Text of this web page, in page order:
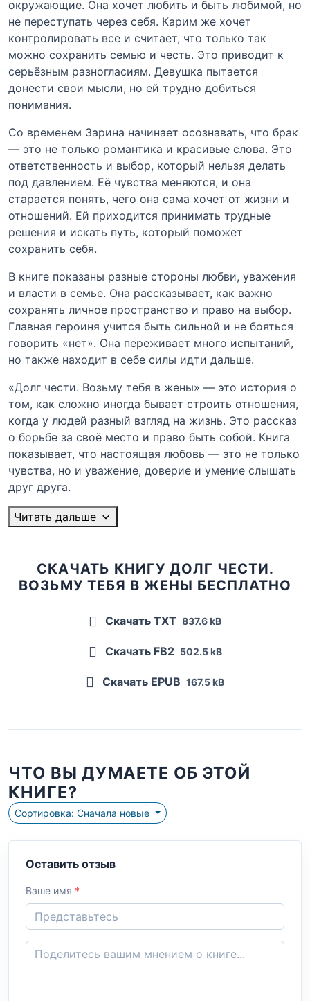
окружающие. Она хочет любить и быть любимой, но
не переступать через себя. Карим же хочет
контролировать все и считает, что только так
можно сохранить семью и честь. Это приводит к
серьёзным разногласиям. Девушка пытается
донести свои мысли, но ей трудно добиться
понимания.
Со временем Зарина начинает осознавать, что брак
— это не только романтика и красивые слова. Это
ответственность и выбор, который нельзя делать
под давлением. Её чувства меняются, и она
старается понять, чего она сама хочет от жизни и
отношений. Ей приходится принимать трудные
решения и искать путь, который поможет
сохранить себя.
В книге показаны разные стороны любви, уважения
и власти в семье. Она рассказывает, как важно
сохранять личное пространство и право на выбор.
Главная героиня учится быть сильной и не бояться
говорить «нет». Она переживает много испытаний,
но также находит в себе силы идти дальше.
«Долг чести. Возьму тебя в жены» — это история о
том, как сложно иногда бывает строить отношения,
когда у людей разный взгляд на жизнь. Это рассказ
о борьбе за своё место и право быть собой. Книга
показывает, что настоящая любовь — это не только
чувства, но и уважение, доверие и умение слышать
друг друга.
Читать дальше
СКАЧАТЬ КНИГУ ДОЛГ ЧЕСТИ.
ВОЗЬМУ ТЕБЯ В ЖЕНЫ БЕСПЛАТНО
Скачать TXT 837.6 kB
Скачать FB2 502.5 kB
Скачать EPUB 167.5 kB
ЧТО ВЫ ДУМАЕТЕ ОБ ЭТОЙ
КНИГЕ?
Сортировка: Сначала новые
Оставить отзыв
Ваше имя *